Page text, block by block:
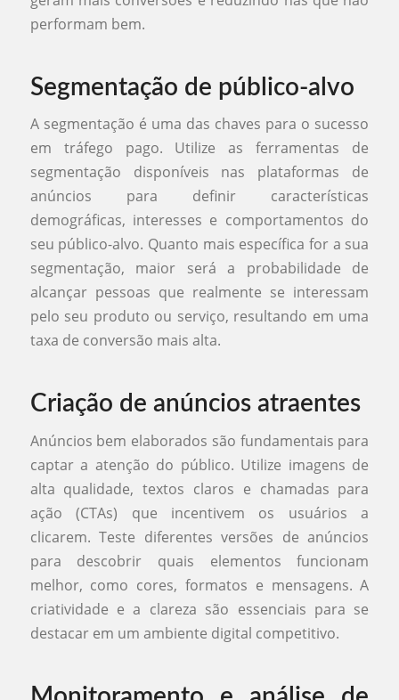
performam bem.
Segmentação de público-alvo
A segmentação é uma das chaves para o sucesso
em tráfego pago. Utilize as ferramentas de
segmentação disponíveis nas plataformas de
anúncios para definir características
demográficas, interesses e comportamentos do
seu público-alvo. Quanto mais específica for a sua
segmentação, maior será a probabilidade de
alcançar pessoas que realmente se interessam
pelo seu produto ou serviço, resultando em uma
taxa de conversão mais alta.
Criação de anúncios atraentes
Anúncios bem elaborados são fundamentais para
captar a atenção do público. Utilize imagens de
alta qualidade, textos claros e chamadas para
ação (CTAs) que incentivem os usuários a
clicarem. Teste diferentes versões de anúncios
para descobrir quais elementos funcionam
melhor, como cores, formatos e mensagens. A
criatividade e a clareza são essenciais para se
destacar em um ambiente digital competitivo.